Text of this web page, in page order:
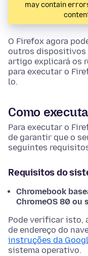
may contain
O Firefox agora
outros dispositivos
artigo explicará os
para executar o
lo.
Como
Para executar o
de garantir que o
seguintes
Requisitos do
Chromebook
ChromeOS 80 ou
Pode verificar isto,
de endereço do
instruções da
sistema operativo.